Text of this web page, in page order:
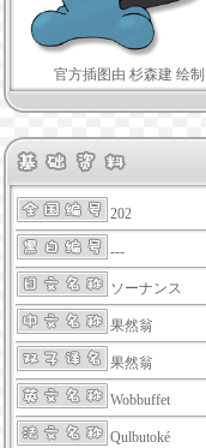
官方插图由 杉森建 绘制
202
---
ソーナンス
果然翁
果然翁
Wobbuffet
Qulbutoké